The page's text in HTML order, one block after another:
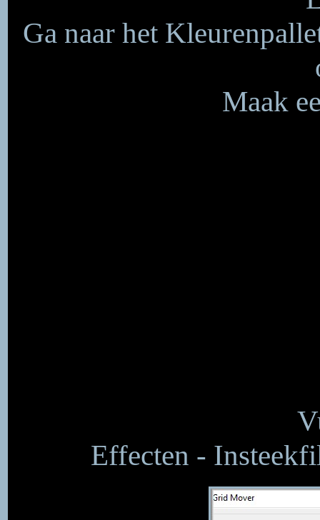
Ga naar het
Maak
Effecten -